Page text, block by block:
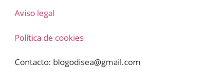
Aviso legal
Política de cookies
Contacto: blogodisea@gmail.com